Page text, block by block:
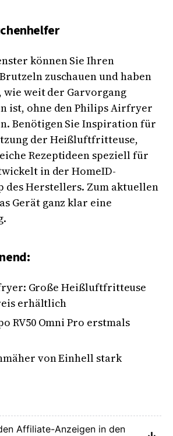
können Sie Ihren
zuschauen und haben
wie weit der Garvorgang
ist, ohne den Philips Airfryer
Benötigen Sie Inspiration für
der Heißluftfritteuse,
Rezeptideen speziell für
in der HomeID-
des Herstellers. Zum aktuellen
Gerät ganz klar eine
Große Heißluftfritteuse
erhältlich
RV50 Omni Pro erstmals
von Einhell stark
Affiliate-Anzeigen in den